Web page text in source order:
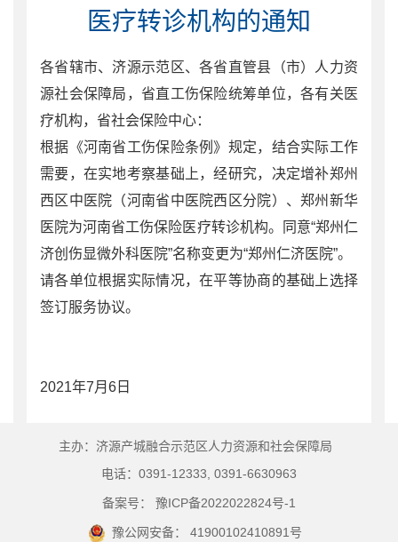
医疗转诊机构的通知
各省辖市、济源示范区、各省直管县（市）人力资
源社会保障局，省直工伤保险统筹单位，各有关医
疗机构，省社会保险中心：
根据《河南省工伤保险条例》规定，结合实际工作
需要，在实地考察基础上，经研究，决定增补郑州
西区中医院（河南省中医院西区分院）、郑州新华
医院为河南省工伤保险医疗转诊机构。同意“郑州仁
济创伤显微外科医院”名称变更为“郑州仁济医院”。
请各单位根据实际情况，在平等协商的基础上选择
签订服务协议。
2021年7月6日
主办：济源产城融合示范区人力资源和社会保障局
电话：0391-12333, 0391-6630963
备案号： 豫ICP备2022022824号-1
豫公网安备： 41900102410891号